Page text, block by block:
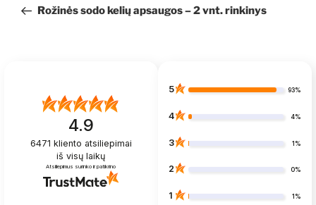
įrašų
įrašasRožinės sodo kelių apsaugos – 2 vnt. rinkinys
4.9
6471 kliento atsiliepimai
iš visų laikų
Atsiliepimus surinko ir patikrino
5 93%
4 4%
3 1%
2 0%
1 1%